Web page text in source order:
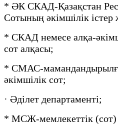
* ӘК СКАД-Қазақстан
Сотының әкімшілік істер
* СКАД немесе алқа-
сот алқасы;
* СМАС-
әкімшілік сот;
· Әділет департаменті;
* МСЖ-мемлекеттік